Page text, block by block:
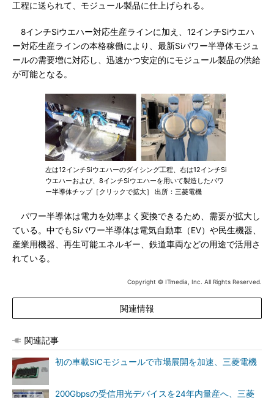
工程に送られて、モジュール製品に仕上げられる。
8インチSiウエハー対応生産ラインに加え、12インチSiウエハ
ー対応生産ラインの本格稼働により、最新Siパワー半導体モジュ
ールの需要増に対応し、迅速かつ安定的にモジュール製品の供給
が可能となる。
左は12インチSiウエハーのダイシング工程、右は12インチSi
ウエハーおよび、8インチSiウエハーを用いて製造したパワ
ー半導体チップ［クリックで拡大］ 出所：三菱電機
パワー半導体は電力を効率よく変換できるため、需要が拡大し
ている。中でもSiパワー半導体は電気自動車（EV）や民生機器、
産業用機器、再生可能エネルギー、鉄道車両などの用途で活用さ
れている。
Copyright © ITmedia, Inc. All Rights Reserved.
関連情報
関連記事
初の車載SiCモジュールで市場展開を加速、三菱電機
200Gbpsの受信用光デバイスを24年内量産へ、三菱